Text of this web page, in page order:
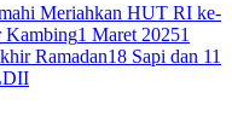
Meriahkan HUT RI ke-
Kambing1 Maret 20251
Ramadan18 Sapi dan 11